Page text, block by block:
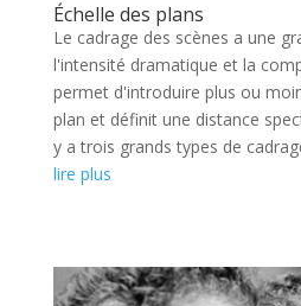
Échelle des plans
Le cadrage des scènes a une
l'intensité dramatique et la
permet d'introduire plus ou
plan et définit une distance
y a trois grands types de
lire plus